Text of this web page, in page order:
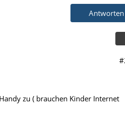
Antworten
zu ( brauchen Kinder Internet